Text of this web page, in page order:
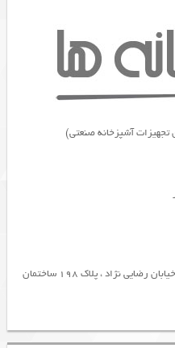
تجهیزات آشپزخانه صنعتی)
آدرس : تهران ، بلوار مرزداران ، بعد از خیابان رضایی نژاد ، پلاک 198 ساختمان